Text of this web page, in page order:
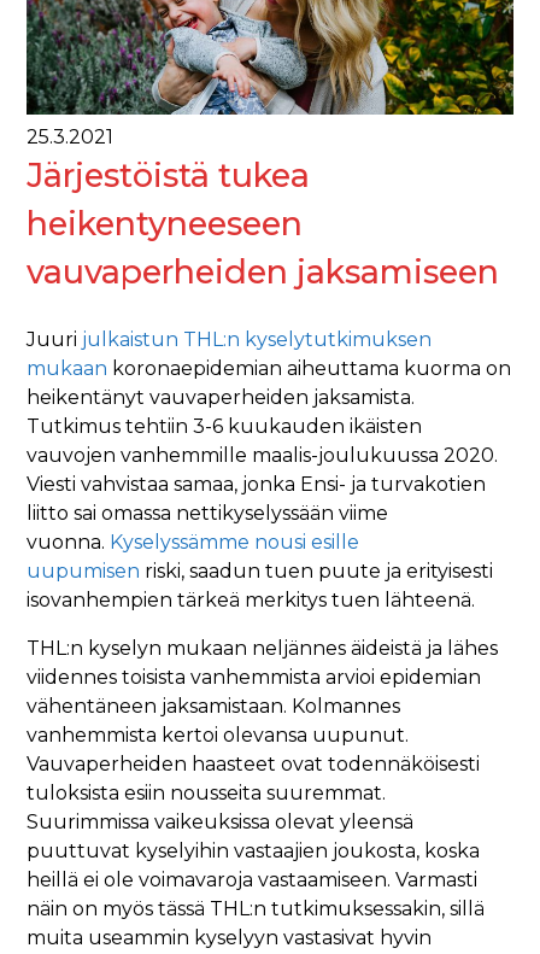
25.3.2021
Järjestöistä tukea
heikentyneeseen
vauvaperheiden jaksamiseen
Juuri julkaistun THL:n kyselytutkimuksen
mukaan koronaepidemian aiheuttama kuorma on
heikentänyt vauvaperheiden jaksamista.
Tutkimus tehtiin 3-6 kuukauden ikäisten
vauvojen vanhemmille maalis-joulukuussa 2020.
Viesti vahvistaa samaa, jonka Ensi- ja turvakotien
liitto sai omassa nettikyselyssään viime
vuonna. Kyselyssämme nousi esille
uupumisen riski, saadun tuen puute ja erityisesti
isovanhempien tärkeä merkitys tuen lähteenä.
THL:n kyselyn mukaan neljännes äideistä ja lähes
viidennes toisista vanhemmista arvioi epidemian
vähentäneen jaksamistaan. Kolmannes
vanhemmista kertoi olevansa uupunut.
Vauvaperheiden haasteet ovat todennäköisesti
tuloksista esiin nousseita suuremmat.
Suurimmissa vaikeuksissa olevat yleensä
puuttuvat kyselyihin vastaajien joukosta, koska
heillä ei ole voimavaroja vastaamiseen. Varmasti
näin on myös tässä THL:n tutkimuksessakin, sillä
muita useammin kyselyyn vastasivat hyvin